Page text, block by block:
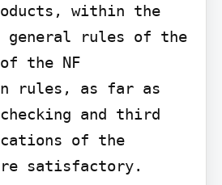
within the
general rules of the
of the NF
rules, as far as
and third
of the
satisfactory.